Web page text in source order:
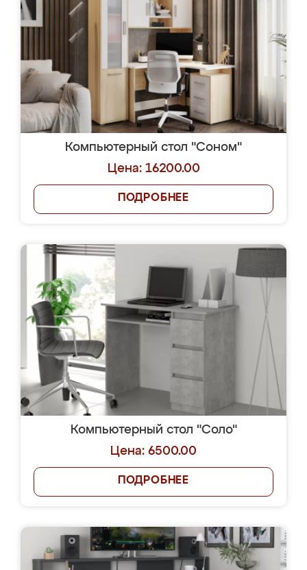
Компьютерный стол "Соном"
Цена: 16200.00
ПОДРОБНЕЕ
Компьютерный стол "Соло"
Цена: 6500.00
ПОДРОБНЕЕ